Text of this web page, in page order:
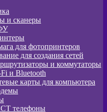
и сканеры
для фотопринтеров
для создания сетей
и коммутаторы
и Bluetooth
карты для компьютера
телефоны